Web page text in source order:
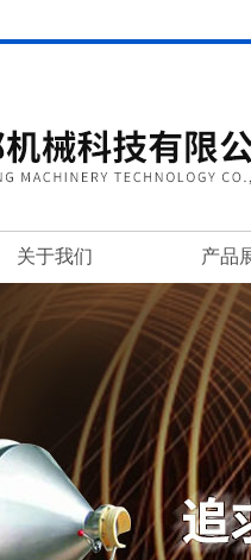
关于我们 产品